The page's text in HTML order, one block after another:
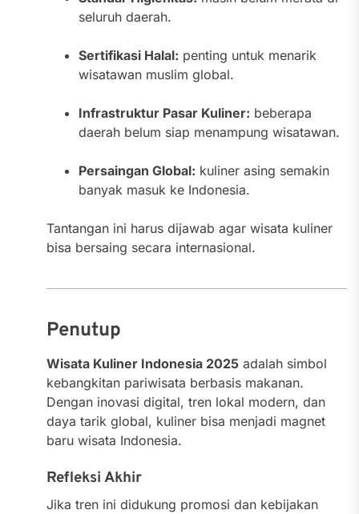
seluruh daerah.
Sertifikasi Halal: penting untuk menarik
wisatawan muslim global.
Infrastruktur Pasar Kuliner: beberapa
daerah belum siap menampung wisatawan.
Persaingan Global: kuliner asing semakin
banyak masuk ke Indonesia.
Tantangan ini harus dijawab agar wisata kuliner
bisa bersaing secara internasional.
Penutup
Wisata Kuliner Indonesia 2025adalah simbol
kebangkitan pariwisata berbasis makanan.
Dengan inovasi digital, tren lokal modern, dan
daya tarik global, kuliner bisa menjadi magnet
baru wisata Indonesia.
Refleksi Akhir
Jika tren ini didukung promosi dan kebijakan